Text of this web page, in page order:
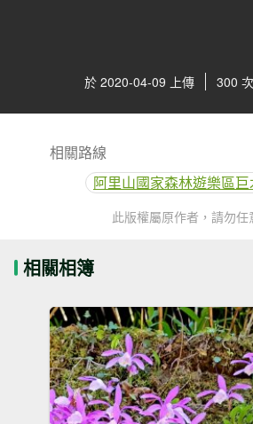
於 2020-04-09 上傳 300
相關路線
阿里山國家森林遊樂區
此版權屬原作者，請勿任
相關相簿